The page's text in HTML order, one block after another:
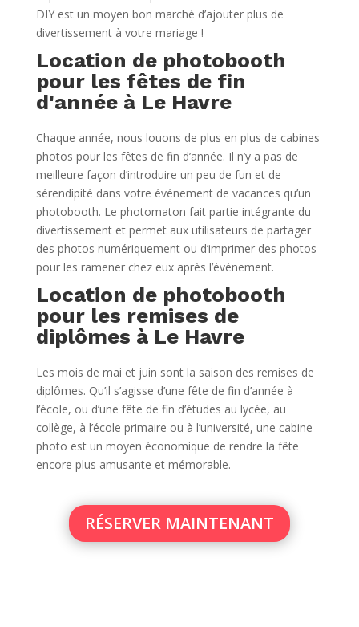
DIY est un moyen bon marché d’ajouter plus de
divertissement à votre mariage !
Location de photobooth
pour les fêtes de fin
d'année à Le Havre
Chaque année, nous louons de plus en plus de cabines
photos pour les fêtes de fin d’année. Il n’y a pas de
meilleure façon d’introduire un peu de fun et de
sérendipité dans votre événement de vacances qu’un
photobooth. Le photomaton fait partie intégrante du
divertissement et permet aux utilisateurs de partager
des photos numériquement ou d’imprimer des photos
pour les ramener chez eux après l’événement.
Location de photobooth
pour les remises de
diplômes à Le Havre
Les mois de mai et juin sont la saison des remises de
diplômes. Qu’il s’agisse d’une fête de fin d’année à
l’école, ou d’une fête de fin d’études au lycée, au
collège, à l’école primaire ou à l’université, une cabine
photo est un moyen économique de rendre la fête
encore plus amusante et mémorable.
RÉSERVER MAINTENANT